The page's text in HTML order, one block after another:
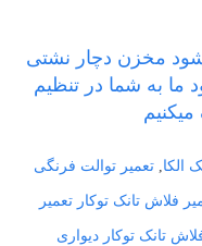
شود مخزن دچار نشتی
به شما در تنظیم
الکا, تعمیر توالت فرنگی
فلاش تانک توکار تعمیر
تانک توکار دیواری